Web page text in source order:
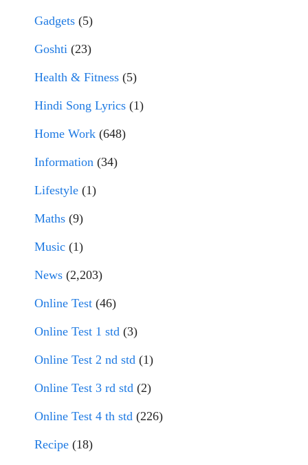
Gadgets (5)
Goshti (23)
Health & Fitness (5)
Hindi Song Lyrics (1)
Home Work (648)
Information (34)
Lifestyle (1)
Maths (9)
Music (1)
News (2,203)
Online Test (46)
Online Test 1 std (3)
Online Test 2 nd std (1)
Online Test 3 rd std (2)
Online Test 4 th std (226)
Recipe (18)